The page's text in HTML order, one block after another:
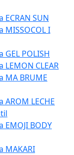
SUN
MISSOCOL I
POLISH
CLEAR
MA BRUME
LECHE
BODY
MAKARI